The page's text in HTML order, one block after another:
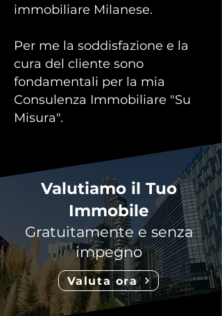
immobiliare Milanese.
Per me la soddisfazione e la
cura del cliente sono
fondamentali per la mia
Consulenza Immobiliare "Su
Misura".
Valutiamo il Tuo
Immobile
Gratuitamente e senza
impegno
Valuta ora